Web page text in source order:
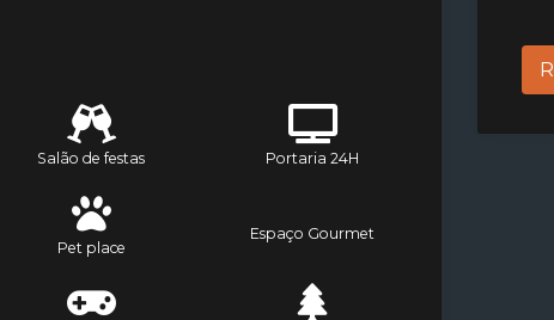
Salão de festas Portaria 24H
Pet place
Espaço Gourmet